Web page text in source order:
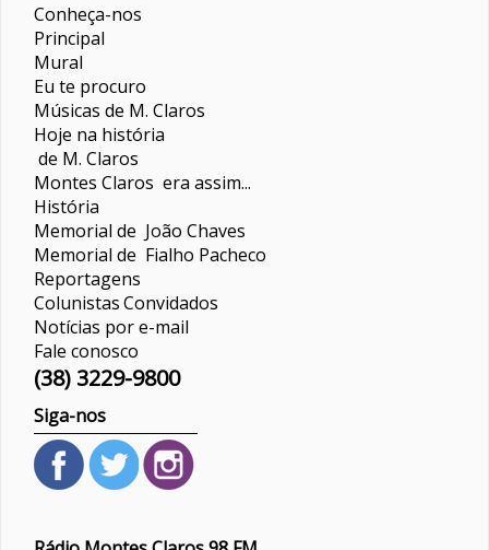
Conheça-nos
Principal
Mural
Eu te procuro
Músicas de M. Claros
Hoje na história
de M. Claros
Montes Claros era assim...
História
Memorial de João Chaves
Memorial de Fialho Pacheco
Reportagens
ColunistasConvidados
Notícias por e-mail
Fale conosco
(38) 3229-9800
Siga-nos